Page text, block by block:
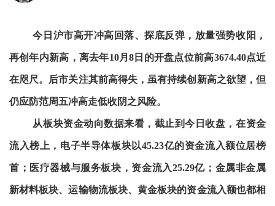
今日沪市高开冲高回落、探底反弹，放量强势收阳，
再创年内新高，离去年10月8日的开盘点位前高3674.40点近
在咫尺。后市关注其前高得失，虽有持续创新高之欲望，但
仍应防范周五冲高走低收阴之风险。
从板块资金动向数据来看，截止到今日收盘，在资金
流入榜上，电子半导体板块以45.23亿的资金流入额位居榜
首；医疗器械与服务板块，资金流入25.29亿；金属非金属
新材料板块、运输物流板块、黄金板块的资金流入额也都相